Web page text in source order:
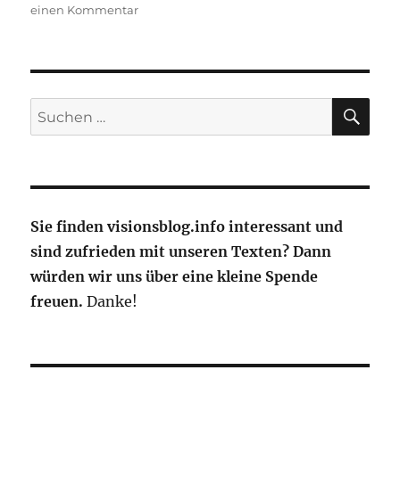
einen Kommentarzu
alten
Kloster
Suche
nach:
Sie finden visionsblog.info interessant und
sind zufrieden mit unseren Texten? Dann
würden wir uns über eine kleine Spende
freuen. Danke!